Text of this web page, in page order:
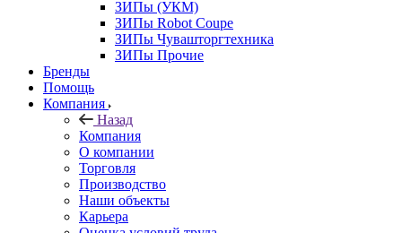
ЗИПы (УКМ)
ЗИПы Robot Coupe
ЗИПы Чувашторгтехника
ЗИПы Прочие
Бренды
Помощь
Компания
Назад
Компания
О компании
Торговля
Производство
Наши объекты
Карьера